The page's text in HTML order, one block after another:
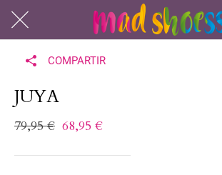
COMPARTIR
JUYA
79,95 € 68,95 €